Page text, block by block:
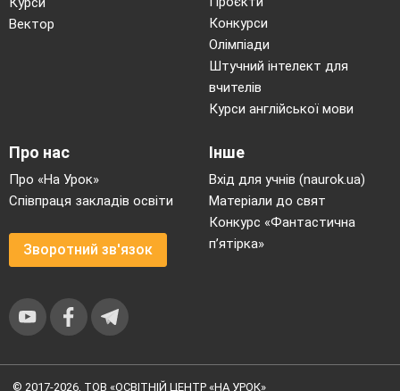
Вектор
Конкурси
Олімпіади
Штучний інтелект для
вчителів
Курси англійської мови
Про нас
Про «На Урок»
Співпраця закладів освіти
Зворотний зв'язок
Інше
Вхід для учнів (naurok.ua)
Матеріали до свят
Конкурс «Фантастична
п’ятірка»
© 2017-2026, ТОВ «ОСВІТНІЙ ЦЕНТР «НА УРОК»